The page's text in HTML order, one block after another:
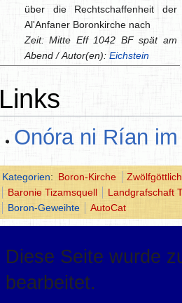
über die Rechtschaffenheit der
Al'Anfaner Boronkirche nach
Zeit: Mitte Eff 1042 BF spät am
Abend / Autor(en): Eichstein
Links
Onóra ni Rían
Kategorien: Boron-Kirche
Baronie Tizamsquell
Landgrafschaft
Boron-Geweihte
AutoCat
Diese Seite wurde
bearbeitet.